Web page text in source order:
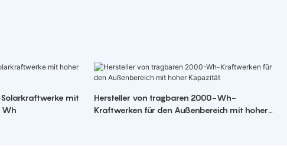
mit
Wh
Hersteller von tragbaren 2000-Wh-
Kraftwerken für den Außenbereich mit hoher